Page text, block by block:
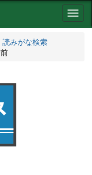
ナ
ビ
読みがな検索